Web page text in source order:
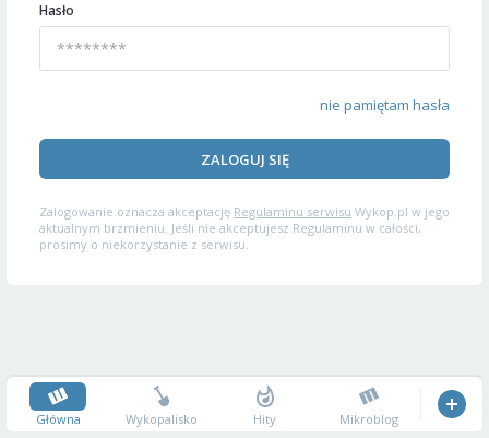
Hasło
nie pamiętam hasła
ZALOGUJ SIĘ
Zalogowanie oznacza akceptację Regulaminu serwisu Wykop.pl w jego
aktualnym brzmieniu. Jeśli nie akceptujesz Regulaminu w całości,
prosimy o niekorzystanie z serwisu.
Główna Wykopalisko Hity Mikroblog